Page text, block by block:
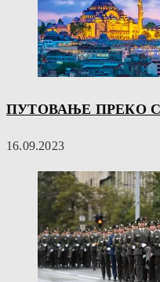
ПУТОВАЊЕ ПРЕКО
16.09.2023